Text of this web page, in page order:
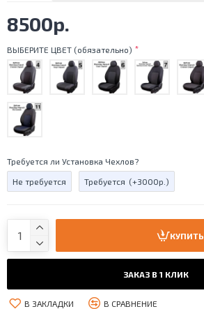
8500р.
ВЫБЕРИТЕ ЦВЕТ (обязательно)
Требуется ли Установка Чехлов?
Не требуется Требуется (+3000р.)
КУПИТЬ
ЗАКАЗ В 1 КЛИК
В ЗАКЛАДКИ В СРАВНЕНИЕ